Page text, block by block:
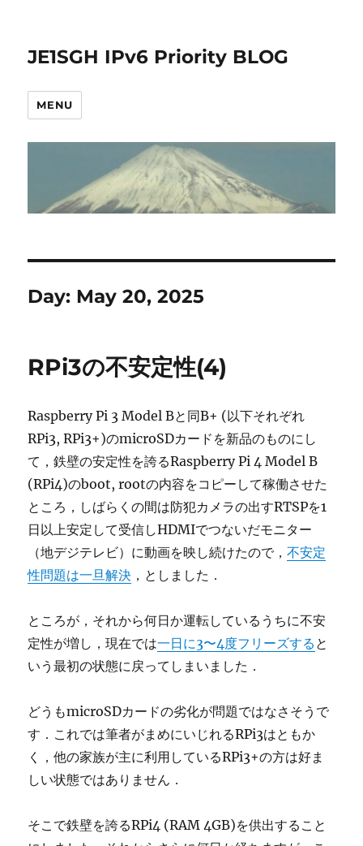
JE1SGH IPv6 Priority BLOG
MENU
Day: May 20, 2025
RPi3の不安定性(4)
Raspberry Pi 3 Model Bと同B+ (以下それぞれ
RPi3, RPi3+)のmicroSDカードを新品のものにし
て，鉄壁の安定性を誇るRaspberry Pi 4 Model B
(RPi4)のboot, rootの内容をコピーして稼働させた
ところ，しばらくの間は防犯カメラの出すRTSPを1
日以上安定して受信しHDMIでつないだモニター
（地デジテレビ）に動画を映し続けたので，不安定
性問題は一旦解決 ，としました．
ところが，それから何日か運転しているうちに不安
定性が増し，現在では一日に3〜4度フリーズする と
いう最初の状態に戻ってしまいました．
どうもmicroSDカードの劣化が問題ではなさそうで
す．これでは筆者がまめにいじれるRPi3はともか
く，他の家族が主に利用しているRPi3+の方は好ま
しい状態ではありません．
そこで鉄壁を誇るRPi4 (RAM 4GB)を供出すること